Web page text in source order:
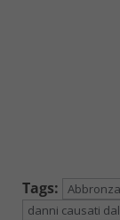
Tags:
danni causati